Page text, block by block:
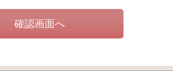
確認画面へ